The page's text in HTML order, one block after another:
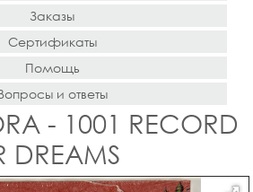
Заказы
Сертификаты
Помощь
и ответы
- 1001 RECORD
DREAMS